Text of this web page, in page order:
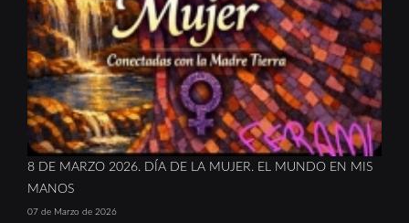
8 DE MARZO 2026. DÍA DE LA MUJER. EL MUNDO EN MIS
MANOS
07 de Marzo de 2026